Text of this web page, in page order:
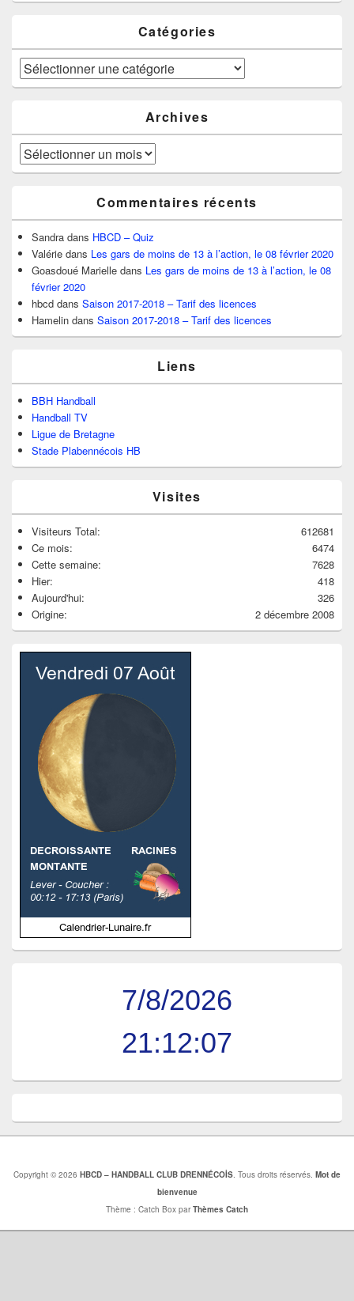
Catégories
Catégories
Archives
Archives
Commentaires récents
Sandra dans HBCD – Quiz
Valérie dans Les gars de moins de 13 à l’action, le 08 février 2020
Goasdoué Marielle dans Les gars de moins de 13 à l’action, le 08
février 2020
hbcd dans Saison 2017-2018 – Tarif des licences
Hamelin dans Saison 2017-2018 – Tarif des licences
Liens
BBH Handball
Handball TV
Ligue de Bretagne
Stade Plabennécois HB
Visites
612681
Visiteurs Total:
6474
Ce mois:
7628
Cette semaine:
418
Hier:
326
Aujourd'hui:
2 décembre 2008
Origine:
7/8/2026
21:12:08
Copyright © 2026 HBCD – HANDBALL CLUB DRENNÉCOİS . Tous droits réservés. Mot de
bienvenue
Thème : Catch Box parThèmes Catch